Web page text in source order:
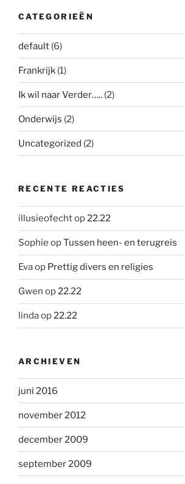
CATEGORIEËN
default (6)
Frankrijk (1)
Ik wil naar Verder….. (2)
Onderwijs (2)
Uncategorized (2)
RECENTE REACTIES
illusieofechtop22.22
Sophie opTussen heen- en terugreis
Evaop Prettig divers en religies
Gwen op22.22
lindaop22.22
ARCHIEVEN
juni 2016
november 2012
december 2009
september 2009